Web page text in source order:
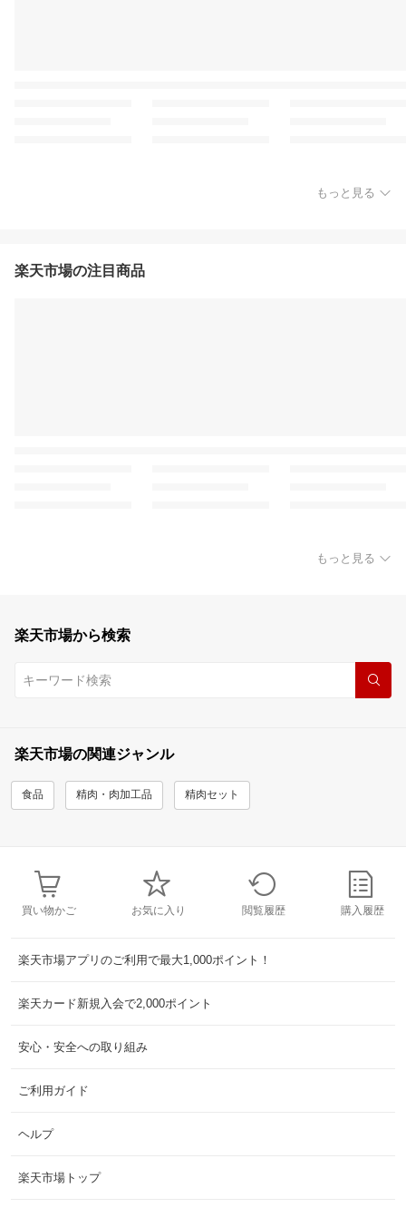
もっと見る
楽天市場の注目商品
もっと見る
楽天市場から検索
楽天市場の関連ジャンル
食品 精肉・肉加工品 精肉セット
買い物かご お気に入り 閲覧履歴 購入履歴
楽天市場アプリのご利用で最大1,000ポイント！
楽天カード新規入会で2,000ポイント
安心・安全への取り組み
ご利用ガイド
ヘルプ
楽天市場トップ